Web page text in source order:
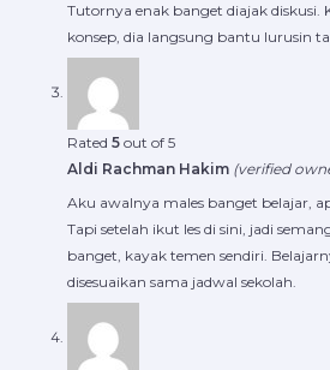
Tutornya enak banget diajak diskusi.
konsep, dia langsung bantu lurusin
Rated 5 out of 5
Aldi Rachman Hakim (verified
Aku awalnya males banget belajar,
Tapi setelah ikut les di sini, jadi
banget, kayak temen sendiri.
disesuaikan sama jadwal sekolah.